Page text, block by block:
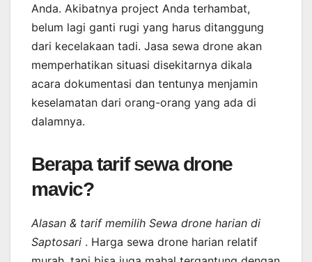
Anda. Akibatnya project Anda terhambat,
belum lagi ganti rugi yang harus ditanggung
dari kecelakaan tadi. Jasa sewa drone akan
memperhatikan situasi disekitarnya dikala
acara dokumentasi dan tentunya menjamin
keselamatan dari orang-orang yang ada di
dalamnya.
Berapa tarif sewa drone
mavic?
Alasan & tarif memilih Sewa drone harian di
Saptosari . Harga sewa drone harian relatif